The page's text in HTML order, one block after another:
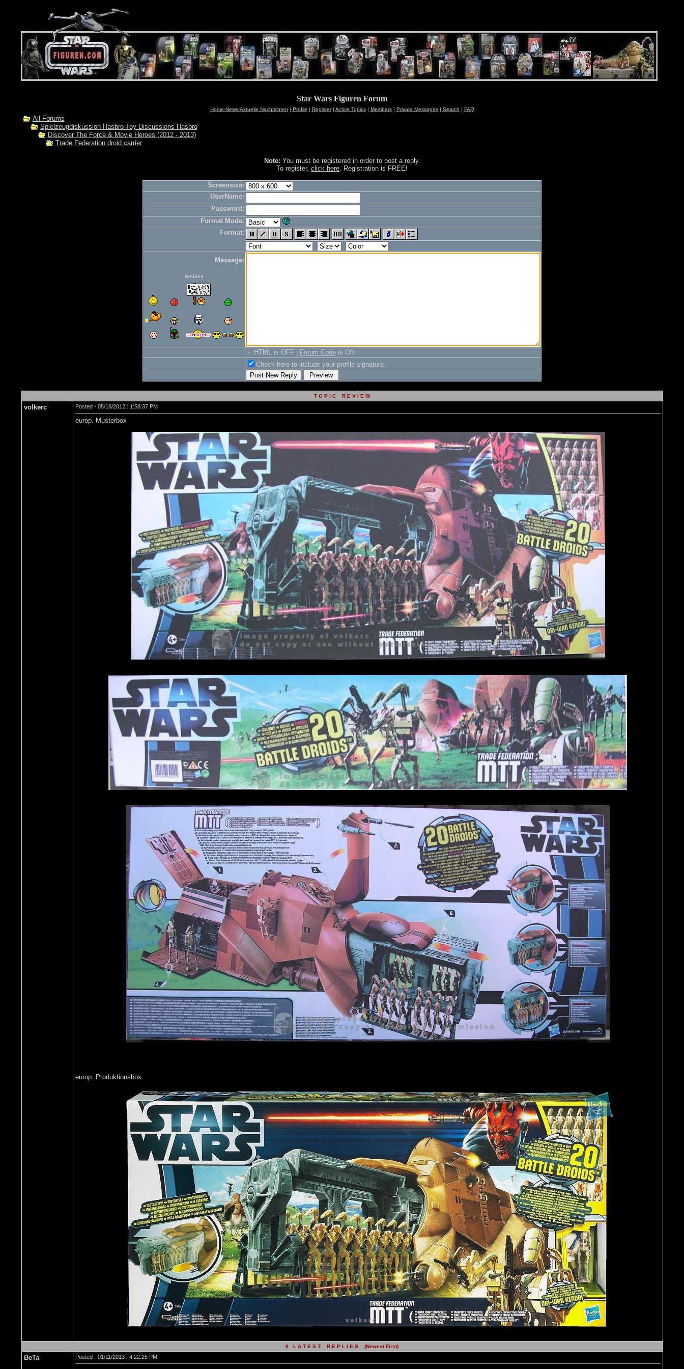
Star Wars Figuren Forum
Home-News-Aktuelle Nachrichten | Profile | Register| Active Topics| Members| Private Messages| Search | FAQ
All Forums
Spielzeugdiskussion Hasbro-Toy Discussions Hasbro
Discover The Force & Movie Heroes (2012 - 2013)
Trade Federation droid carrier
Note: You must be registered in order to post a reply.
To register, click here. Registration is FREE!
Screensize:
UserName:
Password:
Format Mode:
Format:
Message:
Smilies
- HTML is OFF | Forum Code is ON
Check here to include your profile signature.
T O P I C R E V I E W
volkerc Posted - 05/18/2012 : 1:58:37 PM
europ. Musterbox
europ. Produktionsbox
6 L A T E S T R E P L I E S (Newest First)
BeTa Posted - 01/11/2013 : 4:22:25 PM